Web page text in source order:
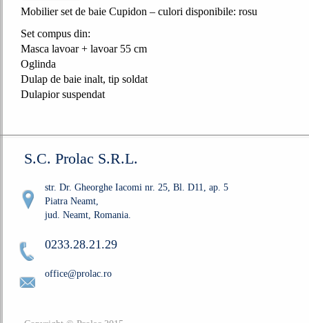
Mobilier set de baie Cupidon – culori disponibile: rosu
Set compus din:
Masca lavoar + lavoar 55 cm
Oglinda
Dulap de baie inalt, tip soldat
Dulapior suspendat
S.C. Prolac S.R.L.
str. Dr. Gheorghe Iacomi nr. 25, Bl. D11, ap. 5
Piatra Neamt,
jud. Neamt, Romania.
0233.28.21.29
office@prolac.ro